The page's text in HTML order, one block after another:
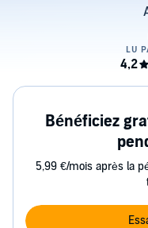
Bénéficiez
5,99 €/mois après la